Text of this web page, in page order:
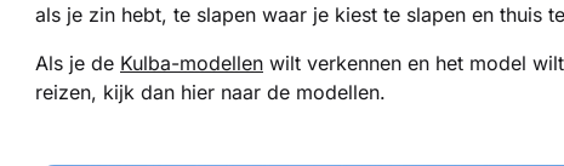
als je zin hebt, te slapen waar je kiest te slapen en thuis
Als je de Kulba-modellen wilt verkennen en het model
reizen, kijk dan hier naar de modellen.